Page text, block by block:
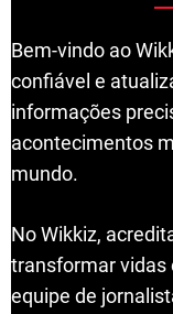
Bem-vindo ao
confiável e
informações
acontecimentos
mundo.
No Wikkiz,
transformar vidas
equipe de